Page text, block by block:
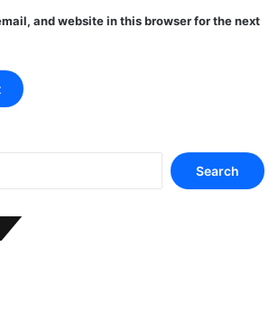
and website in this browser for the next
Search
for: